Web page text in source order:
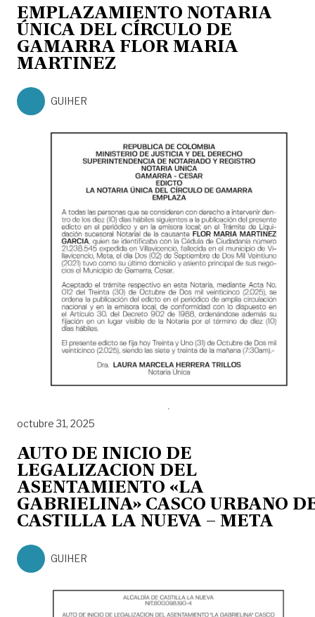
EMPLAZAMIENTO NOTARIA
ÚNICA DEL CÍRCULO DE
GAMARRA FLOR MARIA
MARTINEZ
GUIHER
octubre 31, 2025
AUTO DE INICIO DE
LEGALIZACION DEL
ASENTAMIENTO «LA
GABRIELINA» CASCO URBANO
CASTILLA LA NUEVA – META
GUIHER